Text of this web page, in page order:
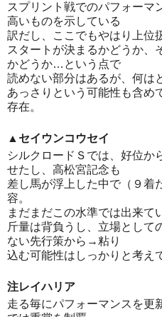
スプリント戦でのパフォーマ
高いものを示している
訳だし、ここでもやはり上位
スタートが決まるかどうか、
かどうか…という点で
読めない部分はあるが、何は
あっさりという可能性も含め
存在。
▲セイウンコウセイ
シルクロードＳでは、好位
せたし、高松宮記念も
差し馬が浮上した中で（９着
容。
まだまだこの水準では出来て
斤量は背負うし、立場として
ない先行策から→粘り
込む可能性はしっかりと考え
注レイハリア
走る毎にパフォーマンスを